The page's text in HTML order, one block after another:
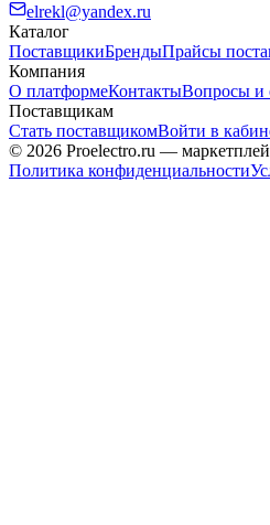
elrekl@yandex.ru
Каталог
ПоставщикиБрендыПрайсы
Компания
О платформеКонтактыВопросы и
Поставщикам
Стать поставщикомВойти в
© 2026 Proelectro.ru —
Политика конфиденциальности